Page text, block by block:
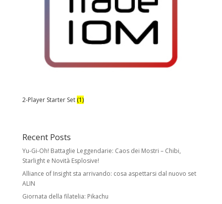
2-Player Starter Set (1)
Recent Posts
Yu-Gi-Oh! Battaglie Leggendarie: Caos dei Mostri – Chibi,
Starlight e Novità Esplosive!
Alliance of Insight sta arrivando: cosa aspettarsi dal nuovo set
ALIN
Giornata della filatelia: Pikachu